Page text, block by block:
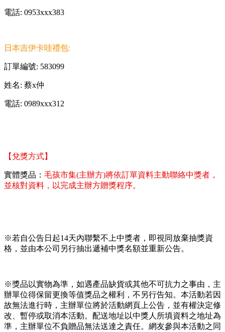
電話: 0953xxx383
日本吉伊卡哇禮包:
訂單編號: 583099
姓名: 蔡x仲
電話: 0989xxx312
【兌獎方式】
實體獎品： 毛孩市集(主辦方)將依訂單資料主動聯絡中獎者，
並核對資料，以完成主辦方贈獎程序。
※若自公告日起14天內聯繫不上中獎者，即視同放棄抽獎資
格，並由本公司另行抽出遞補中獎名額並重新公告。
※獎品以實物為準，如遇產品缺貨或其他不可抗力之事由，主
辦單位得保留更換等值獎品之權利，不另行告知。本活動若因
故無法進行時，主辦單位將於活動網頁上公告，並有權決定修
改、暫停或取消本活動。配送地址以中獎人所填資料之地址為
準，主辦單位不負贈品無法送達之責任。網友參與本活動之同